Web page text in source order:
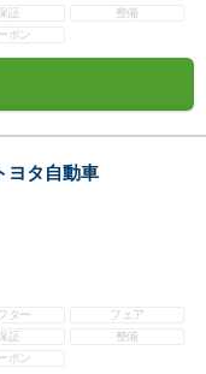
証
整備
ポン
ヨタ自動車
ター
フェア
証
整備
ポン